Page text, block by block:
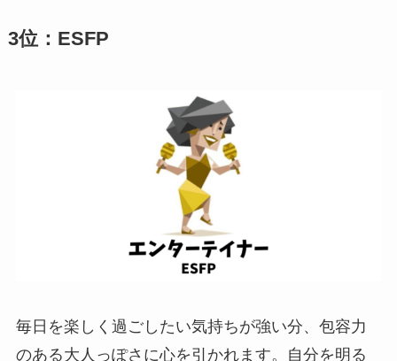
3位：ESFP
毎日を楽しく過ごしたい気持ちが強い分、包容力
のある大人っぽさに心を引かれます。自分を明る